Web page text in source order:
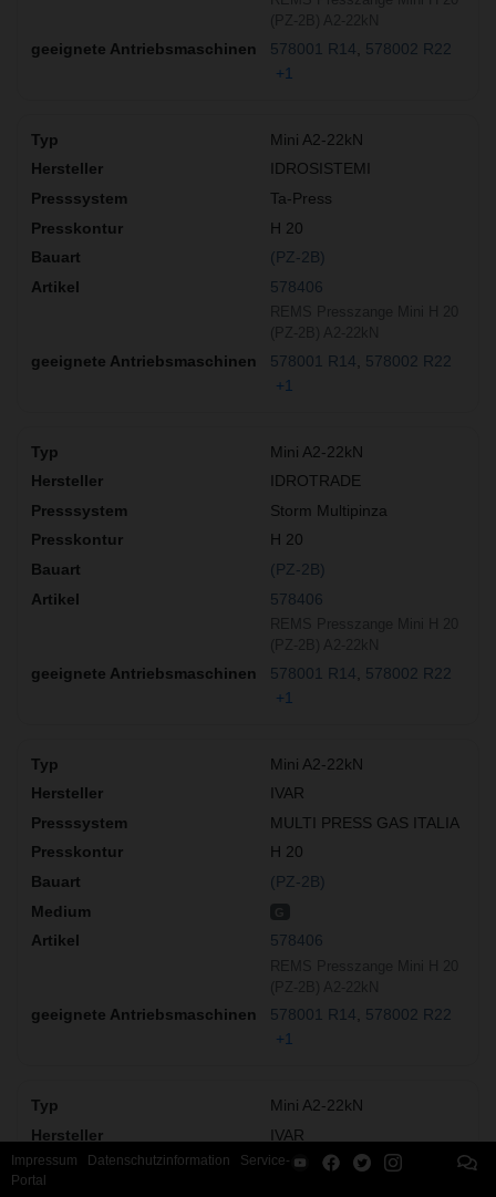
578001 R14
578002 R22
+1
Mini A2-22kN
IDROSISTEMI
Ta-Press
H 20
(PZ-2B)
578406
578001 R14
578002 R22
+1
Mini A2-22kN
IDROTRADE
Storm Multipinza
H 20
(PZ-2B)
578406
578001 R14
578002 R22
+1
Mini A2-22kN
IVAR
MULTI PRESS GAS ITALIA
H 20
(PZ-2B)
578406
578001 R14
578002 R22
+1
Mini A2-22kN
IVAR
Multi Press Leak (MPL)
Impressum Datenschutzinformation
Service-
Portal